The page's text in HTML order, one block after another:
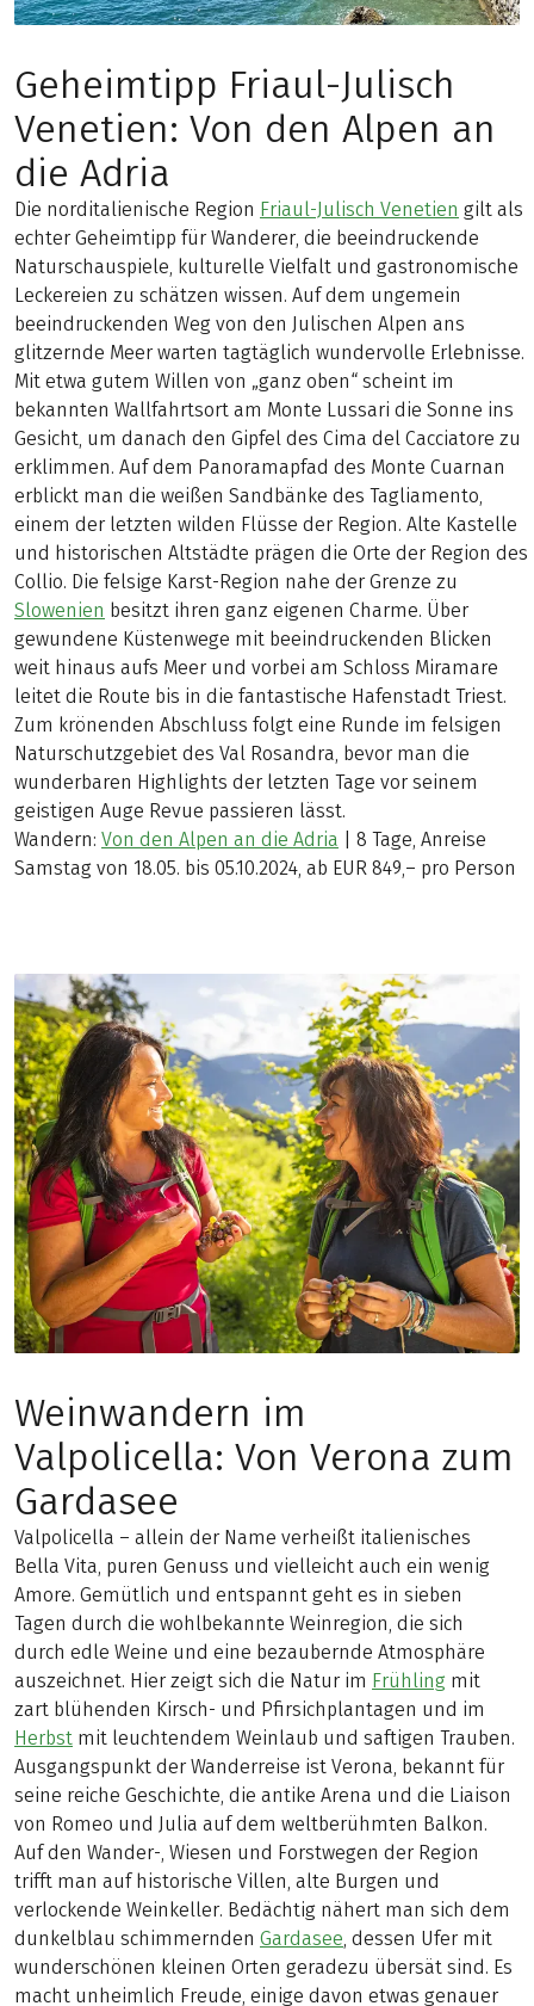
Geheimtipp Friaul-Julisch
Venetien: Von den Alpen an
die Adria
Die norditalienische Region Friaul-Julisch Venetien gilt als
echter Geheimtipp für Wanderer, die beeindruckende
Naturschauspiele, kulturelle Vielfalt und gastronomische
Leckereien zu schätzen wissen. Auf dem ungemein
beeindruckenden Weg von den Julischen Alpen ans
glitzernde Meer warten tagtäglich wundervolle Erlebnisse.
Mit etwa gutem Willen von „ganz oben“ scheint im
bekannten Wallfahrtsort am Monte Lussari die Sonne ins
Gesicht, um danach den Gipfel des Cima del Cacciatore zu
erklimmen. Auf dem Panoramapfad des Monte Cuarnan
erblickt man die weißen Sandbänke des Tagliamento,
einem der letzten wilden Flüsse der Region. Alte Kastelle
und historischen Altstädte prägen die Orte der Region des
Collio. Die felsige Karst-Region nahe der Grenze zu
Slowenien besitzt ihren ganz eigenen Charme. Über
gewundene Küstenwege mit beeindruckenden Blicken
weit hinaus aufs Meer und vorbei am Schloss Miramare
leitet die Route bis in die fantastische Hafenstadt Triest.
Zum krönenden Abschluss folgt eine Runde im felsigen
Naturschutzgebiet des Val Rosandra, bevor man die
wunderbaren Highlights der letzten Tage vor seinem
geistigen Auge Revue passieren lässt.
Wandern: Von den Alpen an die Adria | 8 Tage, Anreise
Samstag von 18.05. bis 05.10.2024, ab EUR 849,– pro Person
Weinwandern im
Valpolicella: Von Verona zum
Gardasee
Valpolicella – allein der Name verheißt italienisches
Bella Vita, puren Genuss und vielleicht auch ein wenig
Amore. Gemütlich und entspannt geht es in sieben
Tagen durch die wohlbekannte Weinregion, die sich
durch edle Weine und eine bezaubernde Atmosphäre
auszeichnet. Hier zeigt sich die Natur im Frühling mit
zart blühenden Kirsch- und Pfirsichplantagen und im
Herbst mit leuchtendem Weinlaub und saftigen Trauben.
Ausgangspunkt der Wanderreise ist Verona, bekannt für
seine reiche Geschichte, die antike Arena und die Liaison
von Romeo und Julia auf dem weltberühmten Balkon.
Auf den Wander-, Wiesen und Forstwegen der Region
trifft man auf historische Villen, alte Burgen und
verlockende Weinkeller. Bedächtig nähert man sich dem
dunkelblau schimmernden Gardasee, dessen Ufer mit
wunderschönen kleinen Orten geradezu übersät sind. Es
macht unheimlich Freude, einige davon etwas genauer